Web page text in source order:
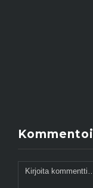
Kommentoi
Kommentti